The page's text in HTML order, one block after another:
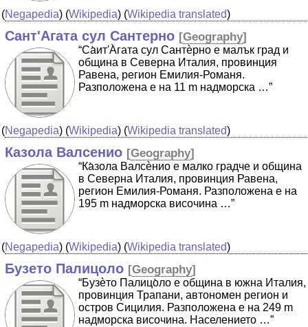
(Negapedia) (Wikipedia) (Wikipedia translated)
Сант'Агата сул Сантерно [Geography]
“Cа̀ит'А̀гата сул Сантѐрно е малък град и
община в Северна Италия, провинция
Равена, регион Емилия-Романя.
Разположена е на 11 m надморска …”
(Negapedia) (Wikipedia) (Wikipedia translated)
Казола Валсенио [Geography]
“Ка̀зола Валсѐнио е малко градче и община
в Северна Италия, провинция Равена,
регион Емилия-Романя. Разположена е на
195 m надморска височина …”
(Negapedia) (Wikipedia) (Wikipedia translated)
Бузето Палицоло [Geography]
“Бузѐто Палицо̀ло е община в южна Италия,
провинция Трапани, автономен регион и
остров Сицилия. Разположена е на 249 m
надморска височина. Населението …”